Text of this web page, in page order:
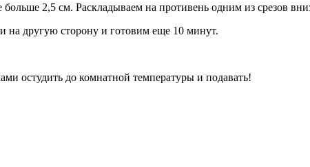
2,5 см. Раскладываем на противень одним из срезов
на другую сторону и готовим еще 10 минут.
остудить до комнатной температуры и подавать!